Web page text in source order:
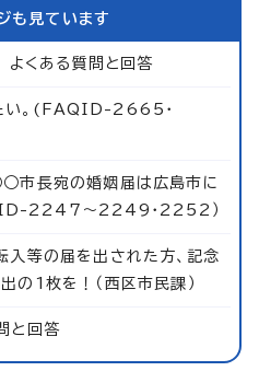
も見ています
よくある質問と回答
い。(FAQID-2665・
市長宛の婚姻届は広島市に
2247～2249・2252）
入等の届を出された方、記念
の1枚を！（西区市民課）
と回答